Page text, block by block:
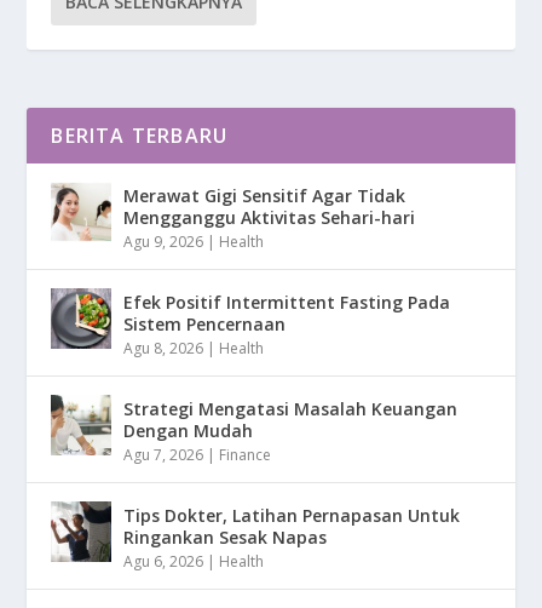
BERITA TERBARU
Merawat Gigi Sensitif Agar Tidak
Mengganggu Aktivitas Sehari-hari
Agu 9, 2026 | Health
Efek Positif Intermittent Fasting Pada
Sistem Pencernaan
Agu 8, 2026 | Health
Strategi Mengatasi Masalah Keuangan
Dengan Mudah
Agu 7, 2026 | Finance
Tips Dokter, Latihan Pernapasan Untuk
Ringankan Sesak Napas
Agu 6, 2026 | Health